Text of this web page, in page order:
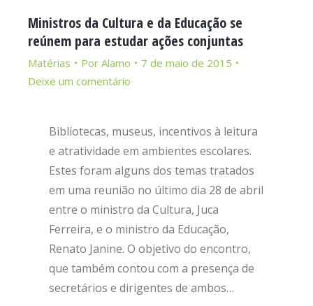
Ministros da Cultura e da Educação se
reúnem para estudar ações conjuntas
Matérias Por Alamo
7 de maio de 2015
Deixe um comentário
Bibliotecas, museus, incentivos à leitura
e atratividade em ambientes escolares.
Estes foram alguns dos temas tratados
em uma reunião no último dia 28 de abril
entre o ministro da Cultura, Juca
Ferreira, e o ministro da Educação,
Renato Janine. O objetivo do encontro,
que também contou com a presença de
secretários e dirigentes de ambos…